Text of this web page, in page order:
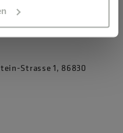
Strasse 1, 86830